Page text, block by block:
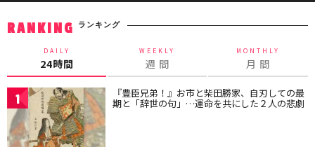
RANKING ランキング
DAILY
24時間
WEEKLY
週 間
MONTHLY
月 間
1 『豊臣兄弟！』お市と柴田勝家、自刃しての最
期と「辞世の句」…運命を共にした２人の悲劇